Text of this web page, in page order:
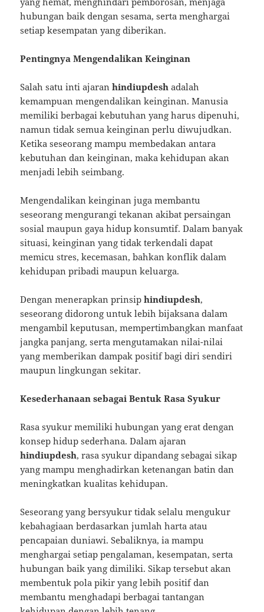
hubungan baik dengan sesama, serta menghargai
setiap kesempatan yang diberikan.
Pentingnya Mengendalikan Keinginan
Salah satu inti ajaranhindiupdesh adalah
kemampuan mengendalikan keinginan. Manusia
memiliki berbagai kebutuhan yang harus dipenuhi,
namun tidak semua keinginan perlu diwujudkan.
Ketika seseorang mampu membedakan antara
kebutuhan dan keinginan, maka kehidupan akan
menjadi lebih seimbang.
Mengendalikan keinginan juga membantu
seseorang mengurangi tekanan akibat persaingan
sosial maupun gaya hidup konsumtif. Dalam banyak
situasi, keinginan yang tidak terkendali dapat
memicu stres, kecemasan, bahkan konflik dalam
kehidupan pribadi maupun keluarga.
Dengan menerapkan prinsiphindiupdesh,
seseorang didorong untuk lebih bijaksana dalam
mengambil keputusan, mempertimbangkan manfaat
jangka panjang, serta mengutamakan nilai-nilai
yang memberikan dampak positif bagi diri sendiri
maupun lingkungan sekitar.
Kesederhanaan sebagai Bentuk Rasa Syukur
Rasa syukur memiliki hubungan yang erat dengan
konsep hidup sederhana. Dalam ajaran
hindiupdesh, rasa syukur dipandang sebagai sikap
yang mampu menghadirkan ketenangan batin dan
meningkatkan kualitas kehidupan.
Seseorang yang bersyukur tidak selalu mengukur
kebahagiaan berdasarkan jumlah harta atau
pencapaian duniawi. Sebaliknya, ia mampu
menghargai setiap pengalaman, kesempatan, serta
hubungan baik yang dimiliki. Sikap tersebut akan
membentuk pola pikir yang lebih positif dan
membantu menghadapi berbagai tantangan